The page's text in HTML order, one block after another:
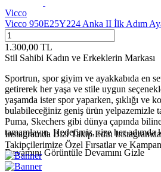
Vicco
Vicco 950E25Y224 Anka II İlk Adım
1.300,00 TL
Stil Sahibi Kadın ve Erkeklerin Markası
Sportrun, spor giyim ve ayakkabıda en
getirerek her yaşa ve stile uygun
yaşamda ister spor yaparken, şıklığı ve
bulabileceğiniz geniş ürün yelpazemizle
Puma, Skechers gibi dünya çapında
tamamlayın. Hedefimiz, size her adımda
Devamını Görüntüle Devamını Gizle
Instagramda Bizi Takip Edin
Takipçilerimize Özel Fırsatlar ve